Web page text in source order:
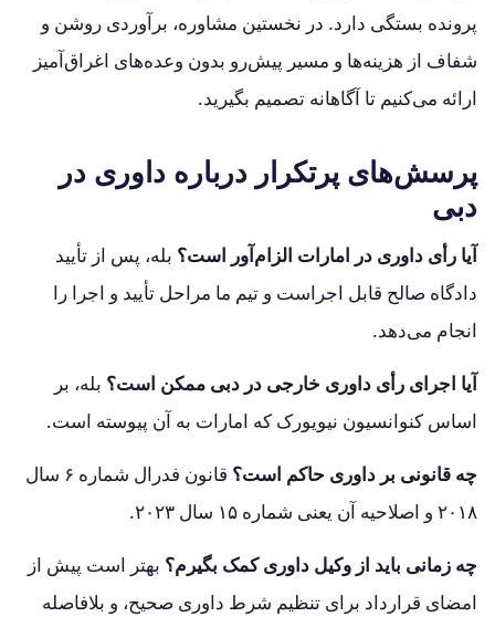
پرونده بستگی دارد. در نخستین مشاوره، برآوردی روشن و
شفاف از هزینه‌ها و مسیر پیش‌رو بدون وعده‌های اغراق‌آمیز
ارائه می‌کنیم تا آگاهانه تصمیم بگیرید.
پرسش‌های پرتکرار درباره داوری در
دبی
آیا رأی داوری در امارات الزام‌آور است؟ بله، پس از تأیید
دادگاه صالح قابل اجراست و تیم ما مراحل تأیید و اجرا را
انجام می‌دهد.
آیا اجرای رأی داوری خارجی در دبی ممکن است؟ بله، بر
اساس کنوانسیون نیویورک که امارات به آن پیوسته است.
چه قانونی بر داوری حاکم است؟
قانون فدرال شماره ۶ سال
۲۰۱۸ و اصلاحیه آن یعنی شماره ۱۵ سال ۲۰۲۳.
چه زمانی باید از وکیل داوری کمک بگیرم؟ بهتر است پیش از
امضای قرارداد برای تنظیم شرط داوری صحیح، و بلافاصله